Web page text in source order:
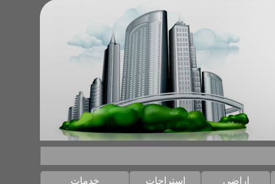
استراحات خدمات